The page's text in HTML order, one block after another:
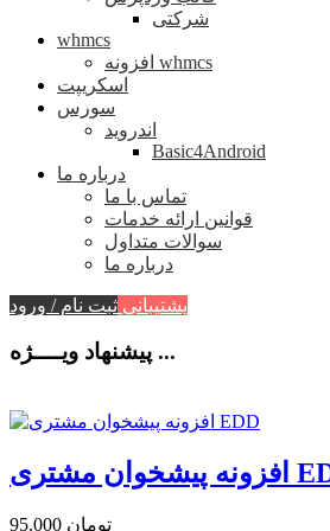
شرکتی
whmcs
افزونه whmcs
اسکریپت
سورس
اندروید
Basic4Android
درباره ما
تماس با ما
قوانین ارائه خدمات
سوالات متداول
درباره ما
پشتیبانی ثبت نام / ورود
پیشنهاد ویــــژه ...
95.000 تومان